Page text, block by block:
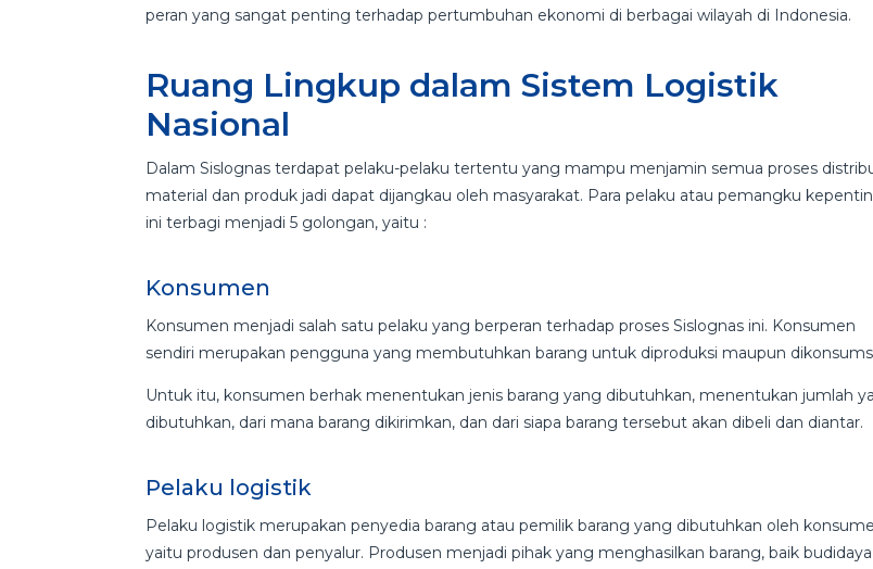
peran yang sangat penting terhadap pertumbuhan ekonomi di berbagai wilayah di Indonesia.
Ruang Lingkup dalam Sistem Logistik
Nasional
Dalam Sislognas terdapat pelaku-pelaku tertentu yang mampu menjamin semua proses
material dan produk jadi dapat dijangkau oleh masyarakat. Para pelaku atau pemangku
ini terbagi menjadi 5 golongan, yaitu :
Konsumen
Konsumen menjadi salah satu pelaku yang berperan terhadap proses Sislognas ini. Konsumen
sendiri merupakan pengguna yang membutuhkan barang untuk diproduksi maupun
Untuk itu, konsumen berhak menentukan jenis barang yang dibutuhkan, menentukan jumlah
dibutuhkan, dari mana barang dikirimkan, dan dari siapa barang tersebut akan dibeli dan diantar.
Pelaku logistik
Pelaku logistik merupakan penyedia barang atau pemilik barang yang dibutuhkan oleh
yaitu produsen dan penyalur. Produsen menjadi pihak yang menghasilkan barang, baik